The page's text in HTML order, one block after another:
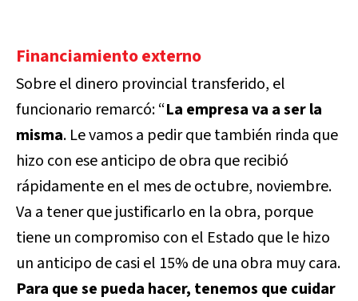
Financiamiento externo
Sobre el dinero provincial transferido, el
funcionario remarcó: “La empresa va a ser la
misma. Le vamos a pedir que también rinda que
hizo con ese anticipo de obra que recibió
rápidamente en el mes de octubre, noviembre.
Va a tener que justificarlo en la obra, porque
tiene un compromiso con el Estado que le hizo
un anticipo de casi el 15% de una obra muy cara.
Para que se pueda hacer, tenemos que cuidar